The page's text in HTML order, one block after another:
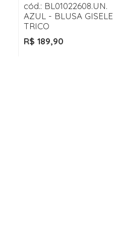
cód.: BL01022608.UN.
AZUL - BLUSA GISELE
TRICO
R$ 189,90